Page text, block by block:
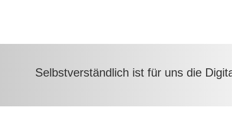
Selbstverständlich ist für uns die